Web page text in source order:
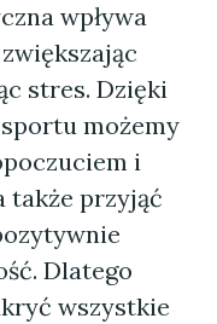
wpływa
stres. Dzięki
możemy
i
także przyjąć
Dlatego
wszystkie